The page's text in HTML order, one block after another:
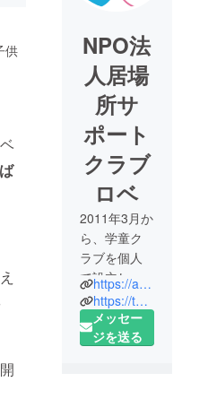
供
NPO法
人居場
所サ
ポート
クラブ
ロベ
2011年3月か
ら、学童ク
ラブを個人
で設立し、
2012年3月
16日にNPO
法人化しま
https://afterschoolrobe.wixsite.com/asrobe
https://twitter.com/robeafterschool
メッセー
ジを送る